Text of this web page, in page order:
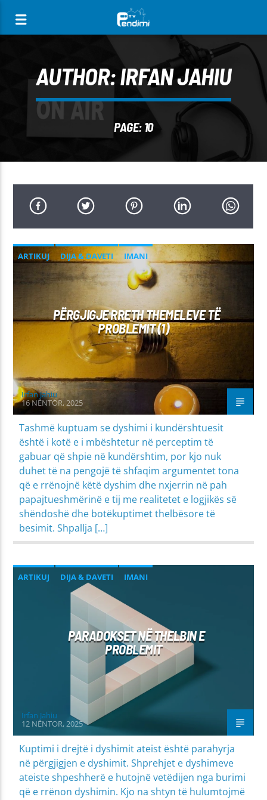
[There are no radio stations in the database]
AUTHOR:IRFAN JAHIU
PAGE: 10
ARTIKUJ DIJA & DAVETI IMANI
PËRGJIGJE RRETH THEMELEVE TË
PROBLEMIT (1)
Irfan Jahiu
16 NËNTOR, 2025
Tashmë kuptuam se dyshimi i kundërshtuesit
është i kotë e i mbështetur në perceptim të
gabuar që shpie në kundërshtim, por kjo nuk
duhet të na pengojë të shfaqim argumentet tona
që e rrënojnë këtë dyshim dhe nxjerrin në pah
papajtueshmërinë e tij me realitetet e logjikës së
shëndoshë dhe botëkuptimet thelbësore të
besimit. Shpallja […]
ARTIKUJ DIJA & DAVETI IMANI
PARADOKSET NË THELBIN E
PROBLEMIT
Irfan Jahiu
12 NËNTOR, 2025
Kuptimi i drejtë i dyshimit ateist është parahyrja
në përgjigjen e dyshimit. Shprehjet e dyshimeve
ateiste shpeshherë e hutojnë vetëdijen nga burimi
që e rrënon dyshimin. Kjo na shtyn të hulumtojmë